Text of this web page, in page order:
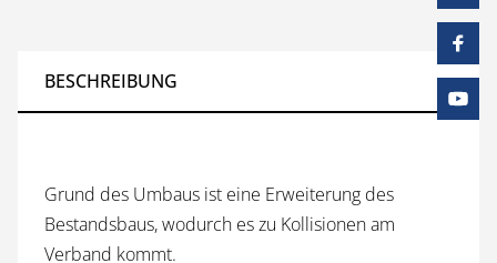
BESCHREIBUNG
Grund des Umbaus ist eine Erweiterung des
Bestandsbaus, wodurch es zu Kollisionen am
Verband kommt.